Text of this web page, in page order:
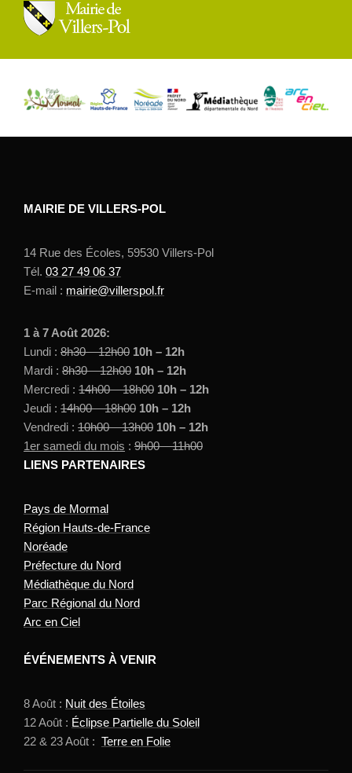
MAIRIE DE VILLERS-POL
14 Rue des Écoles, 59530 Villers-Pol
Tél. 03 27 49 06 37
E-mail : mairie@villerspol.fr
1 à 7 Août 2026:
Lundi : 8h30 – 12h00 10h – 12h
Mardi : 8h30 – 12h00 10h – 12h
Mercredi : 14h00 – 18h00 10h – 12h
Jeudi : 14h00 – 18h00 10h – 12h
Vendredi : 10h00 – 13h00 10h – 12h
1er samedi du mois : 9h00 – 11h00
LIENS PARTENAIRES
Pays de Mormal
Région Hauts-de-France
Noréade
Préfecture du Nord
Médiathèque du Nord
Parc Régional du Nord
Arc en Ciel
ÉVÉNEMENTS À VENIR
8 Août : Nuit des Étoiles
12 Août : Éclipse Partielle du Soleil
22 & 23 Août : Terre en Folie